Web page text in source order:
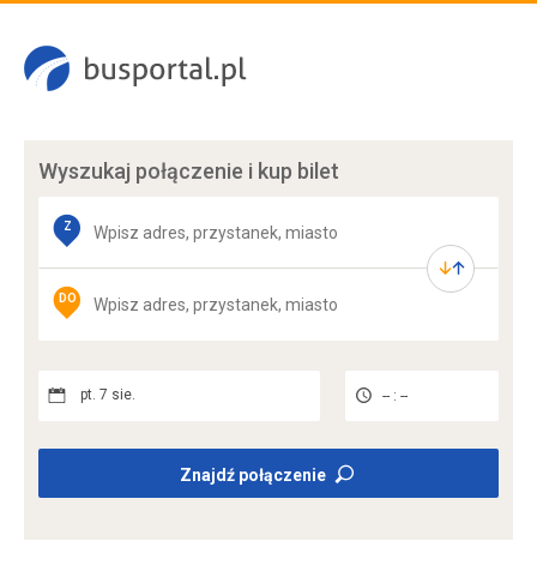
Wyszukaj połączenie i kup bilet
Z
DO
pt. 7 sie. -- : --
Znajdź połączenie